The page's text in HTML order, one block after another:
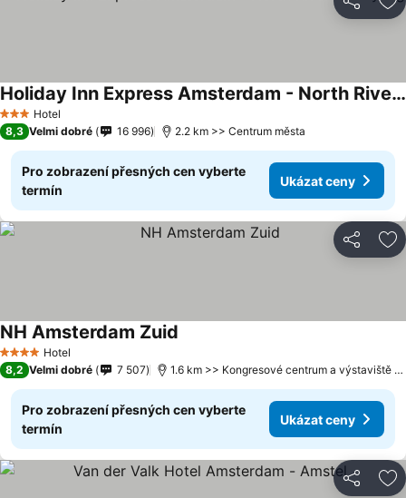
Sdílet
3 Počet hvězdiček
Hotel
Holiday Inn Express Amsterdam - North Riverside By Ihg
8,3 Velmi dobré 16 996 2.2 km >> Centrum města
Pro zobrazení přesných cen vyberte
termín
Ukázat ceny
Sdílet
4 Počet hvězdiček
Hotel
NH Amsterdam Zuid
8,2 Velmi dobré 7 507 1.6 km >> Kongresové centrum a výstaviště RAI Amsterdam
Pro zobrazení přesných cen vyberte
termín
Ukázat ceny
Sdílet